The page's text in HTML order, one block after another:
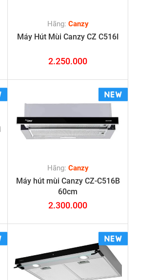
Hãng: Canzy
Máy Hút Mùi Canzy CZ C516I
2.250.000
Hãng: Canzy
Máy hút mùi Canzy CZ-C516B
60cm
2.300.000